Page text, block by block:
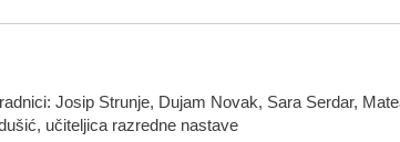
Josip Strunje, Dujam Novak, Sara Serdar,
učiteljica razredne nastave